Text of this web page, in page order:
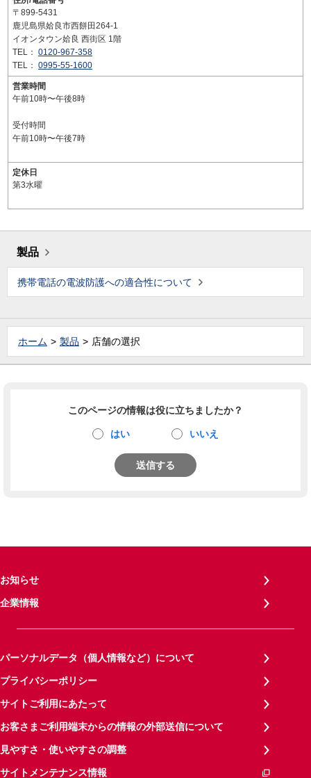
〒899-5431
鹿児島県姶良市西餅田264-1
イオンタウン姶良 西街区 1階
TEL： 0120-967-358
TEL： 0995-55-1600
営業時間
午前10時〜午後8時
受付時間
午前10時〜午後7時
定休日
第3水曜
製品
携帯電話の電波防護への適合性について
ホーム 製品 店舗の選択
このページの情報は役に立ちましたか？
はい いいえ
送信する
お知らせ
企業情報
パーソナルデータ（個人情報など）について
プライバシーポリシー
サイトご利用にあたって
お客さまご利用端末からの情報の外部送信について
見やすさ・使いやすさの調整
サイトメンテナンス情報